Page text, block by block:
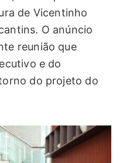
de Vicentinho
O anúncio
reunião que
e do
do projeto do